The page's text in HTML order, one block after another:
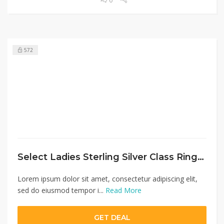
572
Select Ladies Sterling Silver Class Rings For $59
Lorem ipsum dolor sit amet, consectetur adipiscing elit,
sed do eiusmod tempor i... Read More
GET DEAL